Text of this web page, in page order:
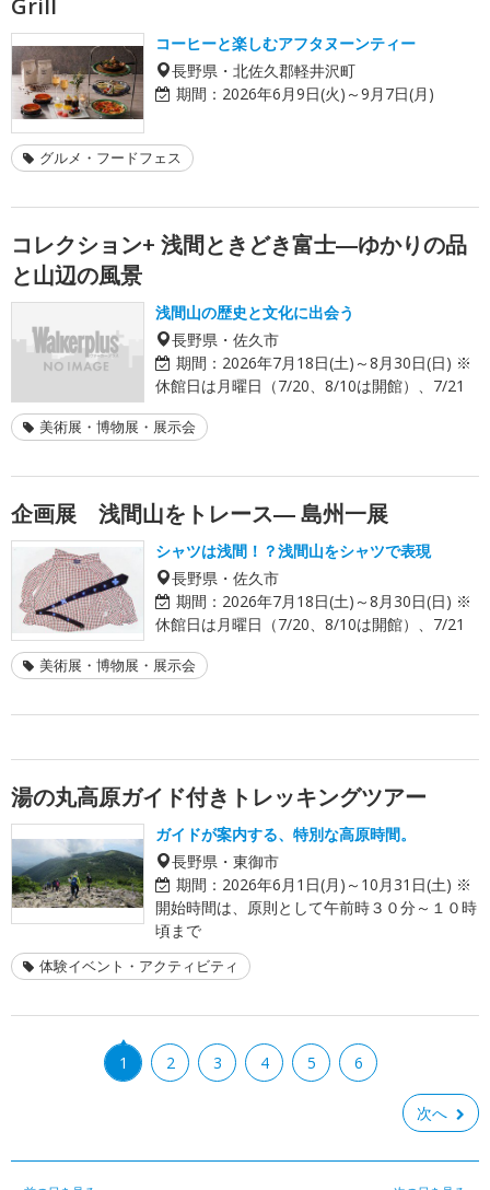
コーヒーと楽しむアフタヌーンティー
長野県・北佐久郡軽井沢町
期間： 2026年6月9日(火)～9月7日(月)
グルメ・フードフェス
コレクション+ 浅間ときどき富士―ゆかりの品
と山辺の風景
浅間山の歴史と文化に出会う
長野県・佐久市
期間： 2026年7月18日(土)～8月30日(日) ※
休館日は月曜日（7/20、8/10は開館）、7/21
美術展・博物展・展示会
企画展 浅間山をトレース― 島州一展
シャツは浅間！？浅間山をシャツで表現
長野県・佐久市
期間： 2026年7月18日(土)～8月30日(日) ※
休館日は月曜日（7/20、8/10は開館）、7/21
美術展・博物展・展示会
湯の丸高原ガイド付きトレッキングツアー
ガイドが案内する、特別な高原時間。
長野県・東御市
期間： 2026年6月1日(月)～10月31日(土) ※
開始時間は、原則として午前時３０分～１０時
頃まで
体験イベント・アクティビティ
1 2 3 4 5 6
次へ